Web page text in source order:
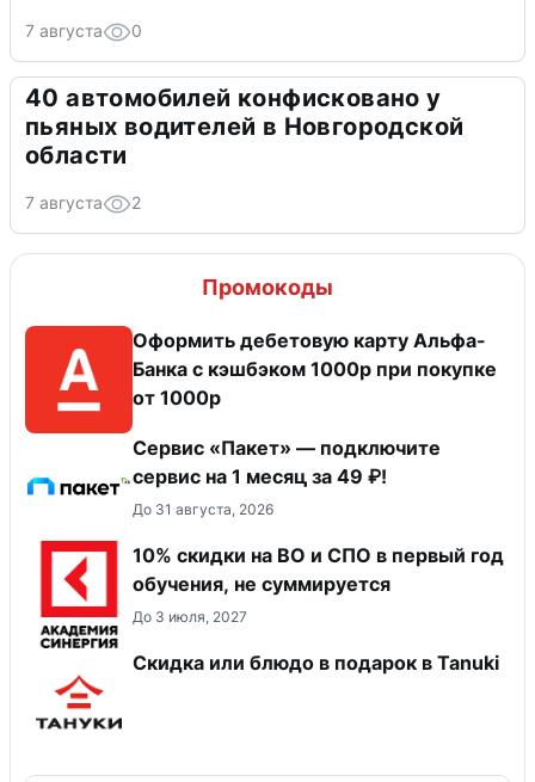
7 августа 0
40 автомобилей конфисковано у
пьяных водителей в Новгородской
области
7 августа 2
Промокоды
Оформить дебетовую карту Альфа-
Банка с кэшбэком 1000р при покупке
от 1000р
Сервис «Пакет» — подключите
сервис на 1 месяц за 49 ₽!
До 31 августа, 2026
10% скидки на ВО и СПО в первый год
обучения, не суммируется
До 3 июля, 2027
Скидка или блюдо в подарок в Tanuki